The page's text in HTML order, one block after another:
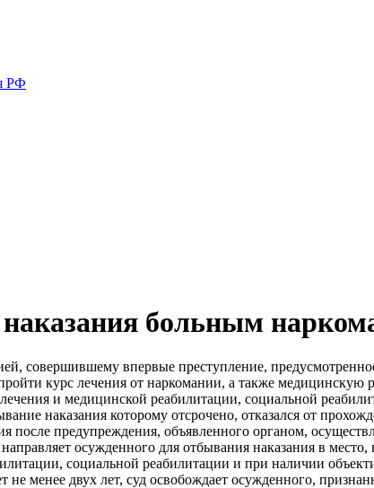
РФ
больным
впервые преступление,
курс лечения от наркомании, а также
и медицинской реабилитации, социальной
наказания которому отсрочено, отказался от
после предупреждения, объявленного органом,
осужденного для отбывания наказания в
социальной реабилитации и при наличии
не менее двух лет, суд освобождает осужденного,